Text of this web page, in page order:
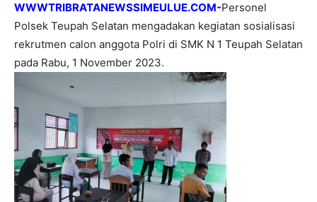
WWWTRIBRATANEWSSIMEULUE.COM-Personel
Polsek Teupah Selatan mengadakan kegiatan sosialisasi
rekrutmen calon anggota Polri di SMK N 1 Teupah Selatan
pada Rabu, 1 November 2023.